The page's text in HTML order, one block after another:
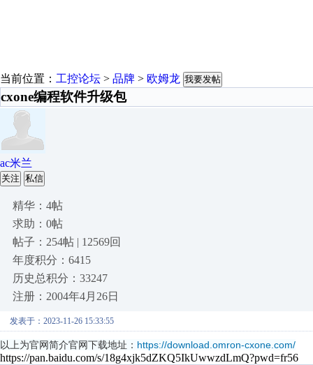
当前位置： 工控论坛 > 品牌 > 欧姆龙 我要发帖
cxone编程软件升级包
ac米兰
关注 私信
精华：4帖
求助：0帖
帖子：254帖 | 12569回
年度积分：6415
历史总积分：33247
注册：2004年4月26日
发表于：2023-11-26 15:33:55
以上为官网简介官网下载地址： https://download.omron-cxone.com/
https://pan.baidu.com/s/18g4xjk5dZKQ5IkUwwzdLmQ?pwd=fr56